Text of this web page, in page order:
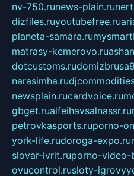
nv-750.runews-plain.ru
dizfiles.ruyoutubefree.ru
planeta-samara.ru
matrasy-kemerovo.ru
dotcustoms.ru
narasimha.ru
newsplain.rucardvoice.ru
gbget.rualfeihavsalnassr.ru
petrovkasports.ruporno-
york-life.rudoroga-expo.ru
slovar-ivrit.ruporno-video-
ovucontrol.rusloty-